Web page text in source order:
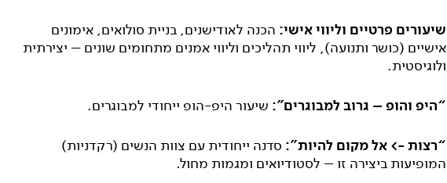
שיעורים פרטיים וליווי אישי: הכנה לאודישנים, בניית סולואים, אימונים
אישיים (כושר ותנועה), ליווי תהליכים וליווי אמנים מתחומים שונים – יצירתית
ולוגיסטית.
“היפ והופ – גרוב למבוגרים”: שיעור היפ-הופ ייחודי למבוגרים.
“רצות -> אל מקום להיות”: סדנה ייחודית עם צוות הנשים (רקדניות)
המופיעות ביצירה זו – לסטודיואים ומגמות מחול.